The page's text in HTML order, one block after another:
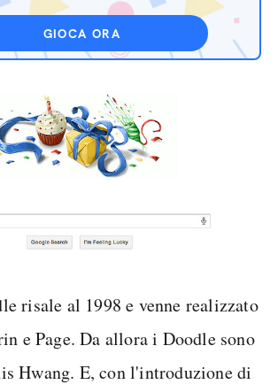
GIOCA ORA
risale al 1998 e venne realizzato
e Page. Da allora i Doodle sono
Hwang. E, con l'introduzione di